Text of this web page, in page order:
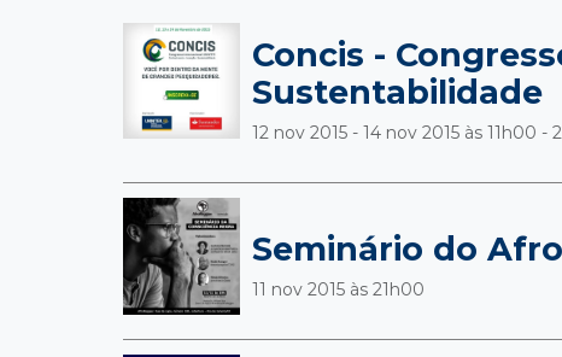
Concis -
Sustentabilidade
12 nov 2015 - 14 nov 2015 às 11h00 -
Seminário do
11 nov 2015 às 21h00